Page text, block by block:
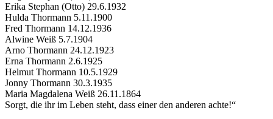
Erika Stephan (Otto) 29.6.1932
Hulda Thormann 5.11.1900
Fred Thormann 14.12.1936
Alwine Weiß 5.7.1904
Arno Thormann 24.12.1923
Erna Thormann 2.6.1925
Helmut Thormann 10.5.1929
Jonny Thormann 30.3.1935
Maria Magdalena Weiß 26.11.1864
Sorgt, die ihr im Leben steht, dass einer den anderen achte!“